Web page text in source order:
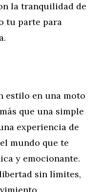
la tranquilidad de
tu parte para
estilo en una moto
que una simple
experiencia de
mundo que te
y emocionante.
sin límites,